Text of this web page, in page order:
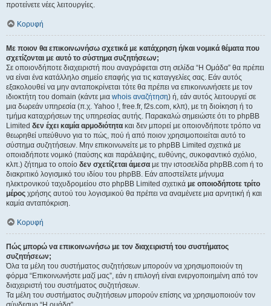
προτείνετε νέες λειτουργίες.
Κορυφή
Με ποιον θα επικοινωνήσω σχετικά με κατάχρηση ή/και νομικά θέματα που
σχετίζονται με αυτό το σύστημα συζητήσεων;
Σε οποιονδήποτε διαχειριστή που αναγράφεται στη σελίδα “Η Ομάδα” θα πρέπει
να είναι ένα κατάλληλο σημείο επαφής για τις καταγγελίες σας. Εάν αυτός
εξακολουθεί να μην ανταποκρίνεται τότε θα πρέπει να επικοινωνήσετε με τον
ιδιοκτήτη του domain (κάντε μια whois αναζήτηση) ή, εάν αυτός λειτουργεί σε
μια δωρεάν υπηρεσία (π.χ. Yahoo !, free.fr, f2s.com, κλπ), με τη διοίκηση ή το
τμήμα καταχρήσεων της υπηρεσίας αυτής. Παρακαλώ σημειώστε ότι το phpBB
Limited δεν έχει καμία αρμοδιότητα και δεν μπορεί με οποιονδήποτε τρόπο να
θεωρηθεί υπεύθυνο για το πώς, πού ή από ποιον χρησιμοποιείται αυτό το
σύστημα συζητήσεων. Μην επικοινωνείτε με το phpBB Limited σχετικά με
οποιαδήποτε νομικό (παύσης και παράλειψης, ευθύνης, συκοφαντικό σχόλιο,
κλπ.) ζήτημα το οποίο δεν σχετίζεται άμεσα με την ιστοσελίδα phpBB.com ή το
διακριτικό λογισμικό του ιδίου του phpBB. Εάν αποστείλετε μήνυμα
ηλεκτρονικού ταχυδρομείου στο phpBB Limited σχετικά με οποιοδήποτε τρίτο
μέρος χρήσης αυτού του λογισμικού θα πρέπει να αναμένετε μια αρνητική ή και
καμία ανταπόκριση.
Κορυφή
Πώς μπορώ να επικοινωνήσω με τον διαχειριστή του συστήματος
συζητήσεων;
Όλα τα μέλη του συστήματος συζητήσεων μπορούν να χρησιμοποιούν τη
φόρμα “Επικοινωνήστε μαζί μας”, εάν η επιλογή είναι ενεργοποιημένη από τον
διαχειριστή του συστήματος συζητήσεων.
Τα μέλη του συστήματος συζητήσεων μπορούν επίσης να χρησιμοποιούν τον